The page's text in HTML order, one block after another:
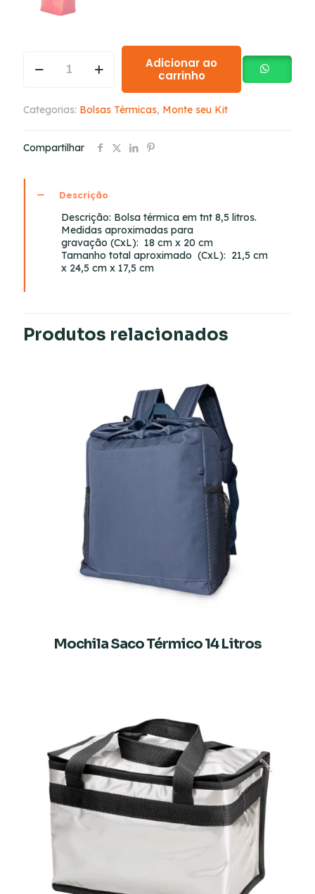
Adicionar ao
carrinho
Categorias: Bolsas Térmicas, Monte seu Kit
Compartilhar
Descrição
Descrição: Bolsa térmica em tnt 8,5 litros.
Medidas aproximadas para
gravação (CxL): 18 cm x 20 cm
Tamanho total aproximado (CxL): 21,5 cm
x 24,5 cm x 17,5 cm
Produtos relacionados
Mochila Saco Térmico 14 Litros